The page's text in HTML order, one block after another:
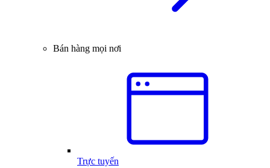
Bán hàng mọi nơi
Trực tuyến